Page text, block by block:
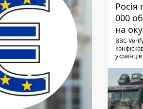
Росія
000
на
BBC